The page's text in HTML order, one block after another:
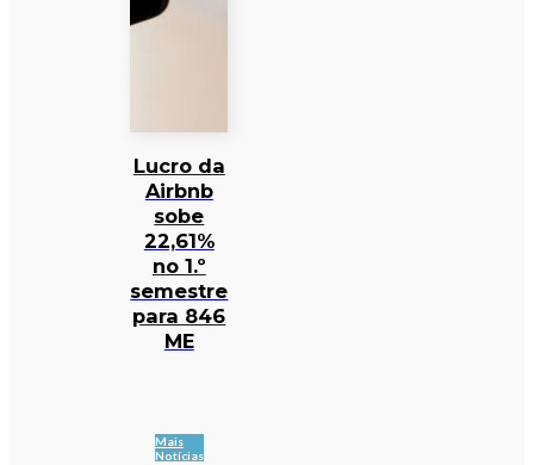
Lucro da
Airbnb
sobe
22,61%
no 1.º
semestre
para 846
ME
Mais
Notícias